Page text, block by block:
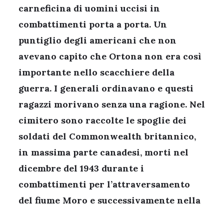
carneficina di uomini uccisi in
combattimenti porta a porta. Un
puntiglio degli americani che non
avevano capito che Ortona non era così
importante nello scacchiere della
guerra. I generali ordinavano e questi
ragazzi morivano senza una ragione. Nel
cimitero sono raccolte le spoglie dei
soldati del Commonwealth britannico,
in massima parte canadesi, morti nel
dicembre del 1943 durante i
combattimenti per l’attraversamento
del fiume Moro e successivamente nella